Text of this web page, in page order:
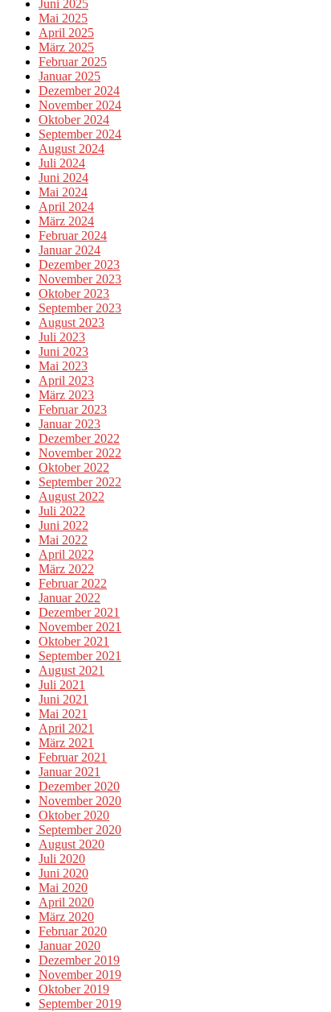
Juni 2025
Mai 2025
April 2025
März 2025
Februar 2025
Januar 2025
Dezember 2024
November 2024
Oktober 2024
September 2024
August 2024
Juli 2024
Juni 2024
Mai 2024
April 2024
März 2024
Februar 2024
Januar 2024
Dezember 2023
November 2023
Oktober 2023
September 2023
August 2023
Juli 2023
Juni 2023
Mai 2023
April 2023
März 2023
Februar 2023
Januar 2023
Dezember 2022
November 2022
Oktober 2022
September 2022
August 2022
Juli 2022
Juni 2022
Mai 2022
April 2022
März 2022
Februar 2022
Januar 2022
Dezember 2021
November 2021
Oktober 2021
September 2021
August 2021
Juli 2021
Juni 2021
Mai 2021
April 2021
März 2021
Februar 2021
Januar 2021
Dezember 2020
November 2020
Oktober 2020
September 2020
August 2020
Juli 2020
Juni 2020
Mai 2020
April 2020
März 2020
Februar 2020
Januar 2020
Dezember 2019
November 2019
Oktober 2019
September 2019